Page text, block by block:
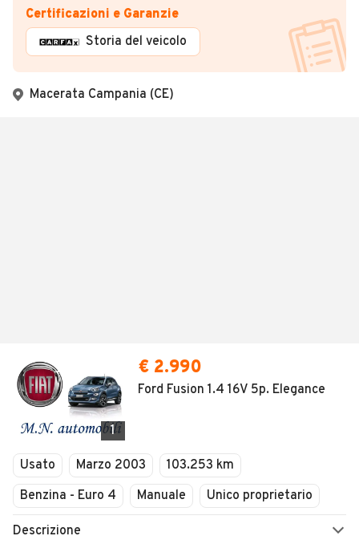
Certificazioni e Garanzie
Storia del veicolo
Macerata Campania (CE)
1
€ 2.990
Ford Fusion 1.4 16V 5p. Elegance
Usato Marzo 2003
103.253 km
Benzina - Euro 4
Manuale Unico proprietario
Descrizione